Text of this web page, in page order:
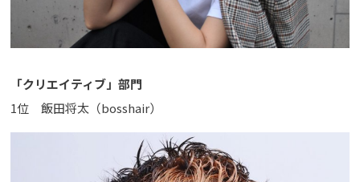
「クリエイティブ」部門
1位 飯田将太（bosshair）